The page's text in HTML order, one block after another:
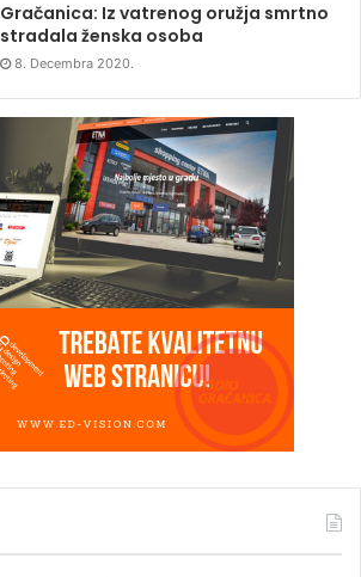
Gračanica: Iz vatrenog oružja smrtno
stradala ženska osoba
8. Decembra 2020.